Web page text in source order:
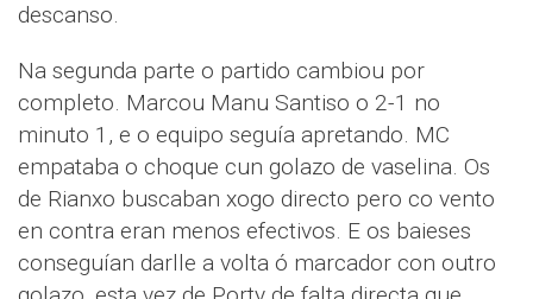
descanso.
Na segunda parte o partido cambiou por
completo. Marcou Manu Santiso o 2-1 no
minuto 1, e o equipo seguía apretando. MC
empataba o choque cun golazo de vaselina. Os
de Rianxo buscaban xogo directo pero co vento
en contra eran menos efectivos. E os baieses
conseguían darlle a volta ó marcador con outro